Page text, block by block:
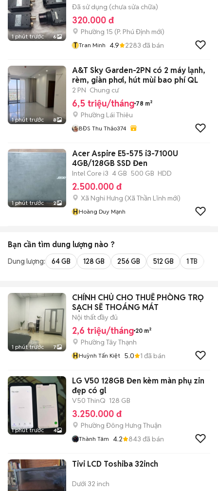
1 phút trước 6
Đã sử dụng (chưa sửa chữa)
320.000 đ
Phường 15 (P. Phú Định mới)
T Tran Minh 4.9 2283 đã bán
1 phút trước 8
A&T Sky Garden-2PN có 2 máy lạnh,
rèm, giàn phơi, hút mùi bao phí QL
2 PN Chung cư
6,5 triệu/tháng 78 m²
Phường Lái Thiêu
BĐS Thu Thảo374
1 phút trước 2
Acer Aspire E5-575 i3-7100U
4GB/128GB SSD Đen
Intel Core i3 4 GB 500 GB HDD
2.500.000 đ
Xã Nghi Hưng (Xã Thần Lĩnh mới)
HHoàng Duy Mạnh
Bạn cần tìm dung lượng nào ?
Dung lượng: 64 GB 128 GB 256 GB 512 GB 1 TB
1 phút trước 7
CHÍNH CHỦ CHO THUÊ PHÒNG TRỌ
SẠCH SẼ THOÁNG MÁT
Nội thất đầy đủ
2,6 triệu/tháng 20 m²
Phường Tây Thạnh
HHuỳnh Tấn Kiệt 5.0 1 đã bán
1 phút trước 4
LG V50 128GB Đen kèm màn phụ zin
đẹp có gl
V50 ThinQ 128 GB
3.250.000 đ
Phường Đông Hưng Thuận
Thành Tâm 4.2 843 đã bán
Tivi LCD Toshiba 32inch
Dưới 32 inch